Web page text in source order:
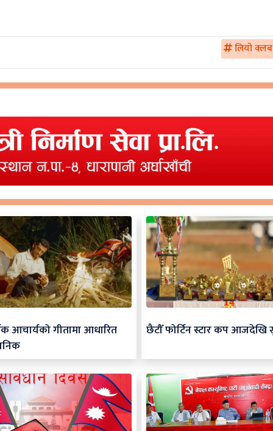
लियो
आचार्यको गीतामा आधारित
छैटौँ फोर्टिन स्टार कप